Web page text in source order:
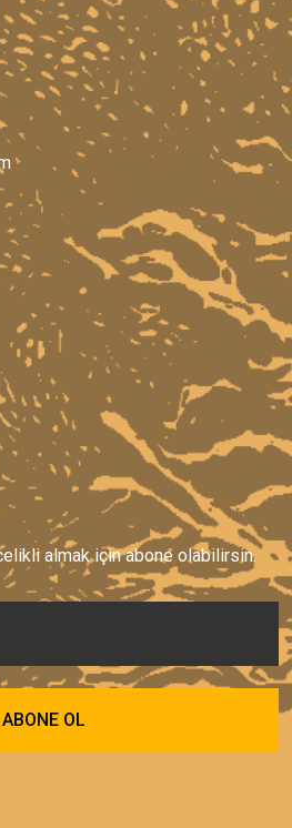
almak için abone olabilirsin.